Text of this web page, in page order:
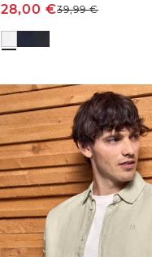
28,00€39,99€